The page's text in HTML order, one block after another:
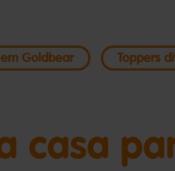
Goldbear Toppers
casa